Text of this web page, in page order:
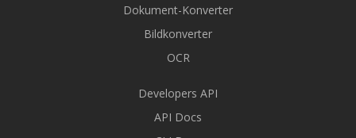
Dokument-Konverter
Bildkonverter
OCR
Developers API
API Docs